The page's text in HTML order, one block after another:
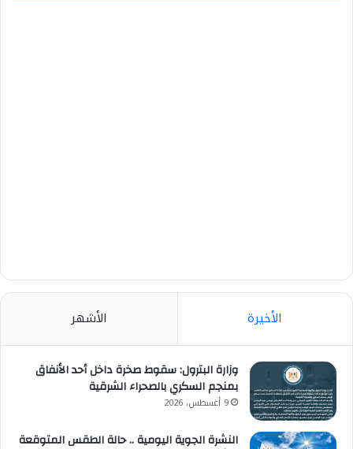
الأخيرة الأشهر
وزارة البترول: سقوط صخرة داخل أحد الأنفاق
بمنجم السكري بالصحراء الشرقية
9 أغسطس، 2026
النشرة الجوية اليومية .. حالة الطقس المتوقعة